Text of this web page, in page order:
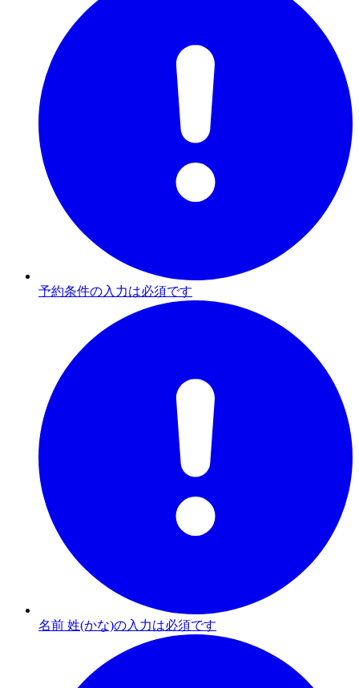
予約条件の入力は必須です
名前 姓(かな)の入力は必須です